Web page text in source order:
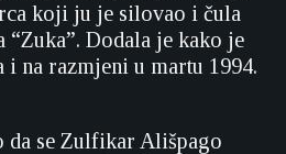
koji ju je silovao i čula
“Zuka”. Dodala je kako je
na razmjeni u martu 1994.
da se Zulfikar Ališpago